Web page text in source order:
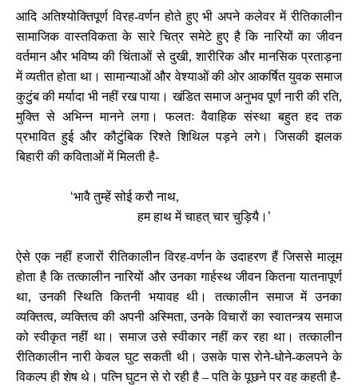
आदि अतिश्योक्तिपूर्ण विरह-वर्णन होते हुए भी अपने कलेवर में रीतिकालीन
सामाजिक वास्तविकता के सारे चित्र समेटे हुए है कि नारियों का जीवन
वर्तमान और भविष्य की चिंताओं से दुखी, शारीरिक और मानसिक प्रताड़ना
में व्यतीत होता था। सामान्याओं और वेश्याओं की ओर आकर्षित युवक समाज
कुटुंब की मर्यादा भी नहीं रख पाया। खंडित समाज अनुभव पूर्ण नारी की रति,
मुक्ति से अभिन्न मानने लगा। फलतः वैवाहिक संस्था बहुत हद तक
प्रभावित हुई और कौटुंबिक रिश्ते शिथिल पड़ने लगे। जिसकी झलक
बिहारी की कविताओं में मिलती है-
‘भावै तुम्हें सोई करौ नाथ,
हम हाथ में चाहत् चार चुड़ियै। ’
ऐसे एक नहीं हजारों रीतिकालीन विरह-वर्णन के उदाहरण हैं जिससे मालूम
होता है कि तत्कालीन नारियों और उनका गार्हस्थ जीवन कितना यातनापूर्ण
था, उनकी स्थिति कितनी भयावह थी। तत्कालीन समाज में उनका
व्यक्तित्व, व्यक्तित्व की अपनी अस्मिता, उनके विचारों का स्वातन्त्र्य समाज
को स्वीकृत नहीं था। समाज उसे स्वीकार नहीं कर रहा था। तत्कालीन
रीतिकालीन नारी केवल घुट सकती थी। उसके पास रोने-धोने-कलपने के
विकल्प ही शेष थे। पत्नि घुटन से रो रही है – पति के पूछने पर वह कहती है-